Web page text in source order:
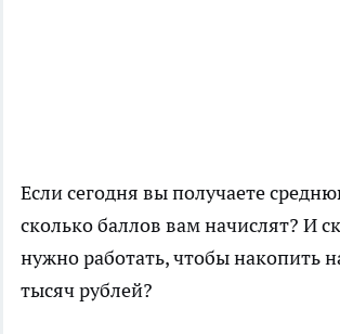
Еслисегодня вы получаете
сколько баллов вам начислят? И
нужно работать, чтобы накопить
тысяч рублей?